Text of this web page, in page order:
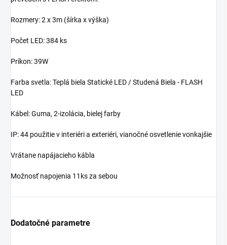
Rozmery: 2 x 3m (šírka x výška)
Počet LED: 384 ks
Príkon: 39W
Farba svetla: Teplá biela Statické LED / Studená Biela - FLASH
LED
Kábel: Guma, 2-izolácia, bielej farby
IP: 44 použitie v interiéri a exteriéri, vianočné osvetlenie vonkajšie
Vrátane napájacieho kábla
Možnosť napojenia 11ks za sebou
Dodatočné parametre